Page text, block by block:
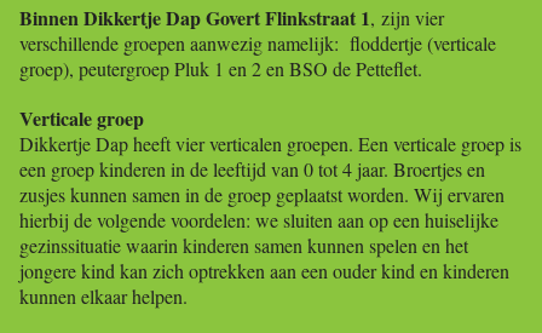
Binnen Dikkertje Dap Govert Flinkstraat 1, zijn vier
verschillende groepen aanwezig namelijk: floddertje (verticale
groep), peutergroep Pluk 1 en 2 en BSO de Petteflet.
Verticale groep
Dikkertje Dap heeft vier verticalen groepen. Een verticale groep is
een groep kinderen in de leeftijd van 0 tot 4 jaar. Broertjes en
zusjes kunnen samen in de groep geplaatst worden. Wij ervaren
hierbij de volgende voordelen: we sluiten aan op een huiselijke
gezinssituatie waarin kinderen samen kunnen spelen en het
jongere kind kan zich optrekken aan een ouder kind en kinderen
kunnen elkaar helpen.